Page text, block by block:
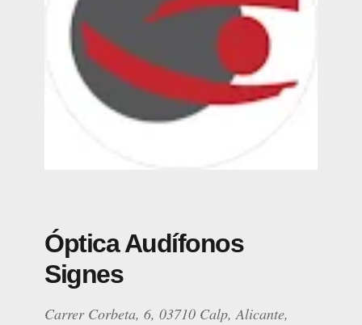
Óptica Audífonos
Signes
Carrer Corbeta, 6, 03710 Calp, Alicante,